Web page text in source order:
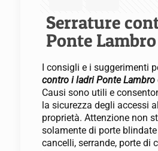
Serrature
Ponte Lambro
I consigli e i suggerimenti
contro i ladri Ponte Lambro
Causi sono utili e
la sicurezza degli accessi
proprietà. Attenzione non
solamente di porte
cancelli, serrande, porte di